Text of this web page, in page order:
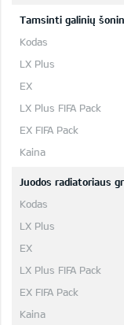
Tamsinti galinių
Juodos radiatoriaus